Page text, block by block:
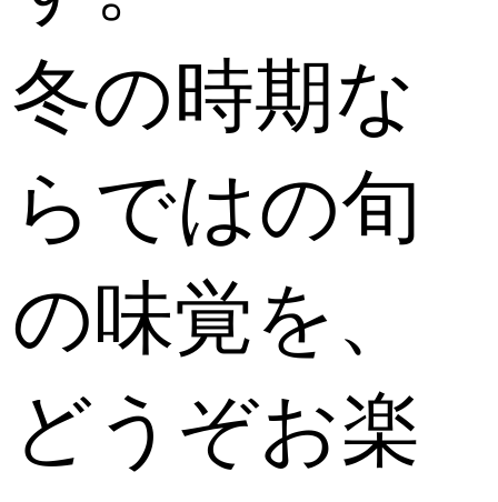
冬の時期な
らではの旬
の味覚を、
どうぞお楽